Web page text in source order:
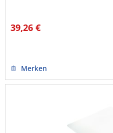
39,26 €
Merken